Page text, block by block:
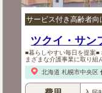
サービス付き高齢者向
ツクイ・サン
■暮らしやすい毎日を提案■
まざまな介護事業に取り組
北海道 札幌市中央区